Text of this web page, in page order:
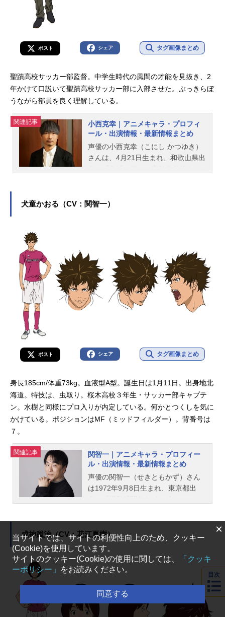
ポスト シェア タグ画像まとめ
聖蹟高校サッカー部監督。中学生時代の風間の才能を見抜き、2
年かけて口説いて聖蹟高校サッカー部に入部させた。ぶっきらぼ
うながら部員を良く理解している。
関連記事
小西克幸｜アニメキャラ・プロフィ
ール・出演情報・最新情報まとめ
声優の小西克幸（こにし かつゆき）
さんは、4月21日生まれ、和歌山県出
演じています。こちらでは、小西克
犬童かおる（CV：関智一）
ポスト シェア タグ画像まとめ
身長185cm/体重73kg。血液型A型。誕生日は1月11日。出身地北
海道。特技は、虫取り。桜木高校３年生・サッカー部キャプテ
ン。水樹と同様にプロ入りが内定している。何かとつくしを気に
かけている。ポジションはMF（ミッドフィルダー）。背番号は
７。
関連記事
関智一｜アニメキャラ・プロフィー
ル・出演情報・最新情報まとめ
声優の関智一（せきともかず）さん
は1972年9月8日生まれ、東京都出
O-PASS サイコパス』の狡噛慎也役
など、人気作品のキャラクターを多
く演じています。こちらでは、関智
一さんのオススメ記事をご紹介！
成神蹴治（CV：花江夏樹）
目次
×
当サイトでは、サイトの利便性向上のため、クッキー
(Cookie)を使用しています。
サイトのクッキー(Cookie)の使用に関しては、
「クッキ
ーポリシー」
をお読みください。
同意する